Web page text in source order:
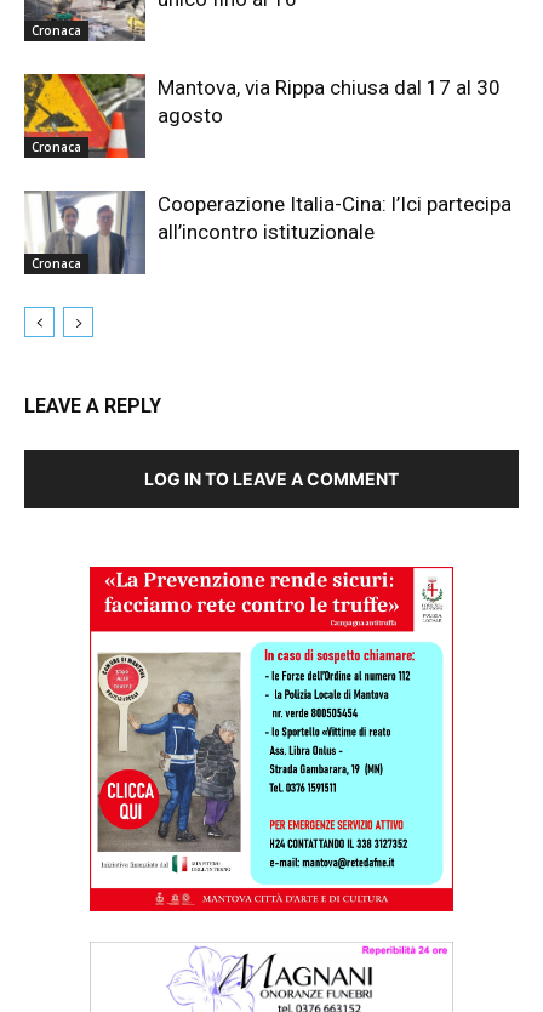
Cronaca
Cronaca
Mantova, via Rippa chiusa dal 17 al 30
agosto
Cronaca
Cooperazione Italia-Cina: l’Ici partecipa
all’incontro istituzionale
LEAVE A REPLY
LOG IN TO LEAVE A COMMENT